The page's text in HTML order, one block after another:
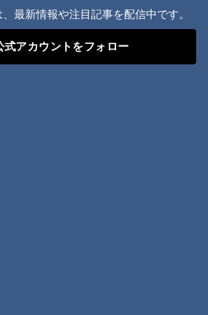
最新情報や注目記事を配信中です。
アカウントをフォロー